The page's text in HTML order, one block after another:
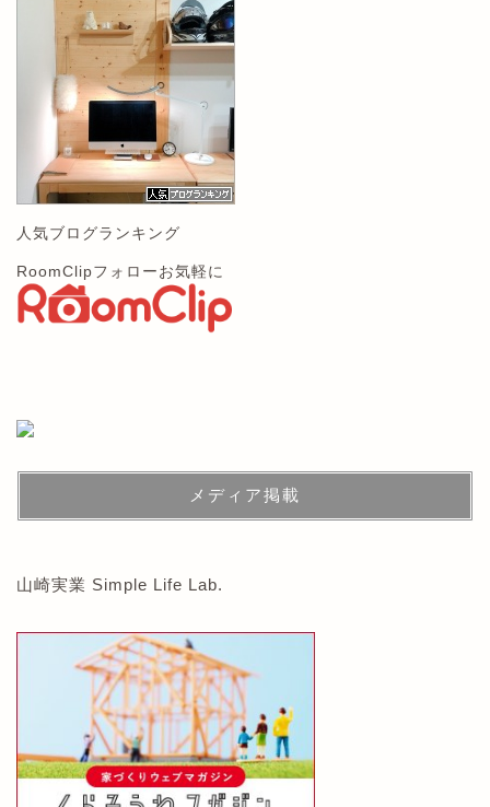
人気ブログランキング
RoomClipフォローお気軽に
メディア掲載
山崎実業 Simple Life Lab.